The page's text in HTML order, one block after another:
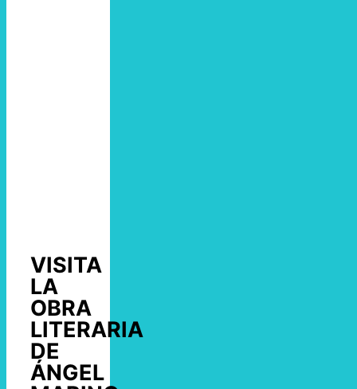
VISITA
LA
OBRA
LITERARIA
DE
ÁNGEL